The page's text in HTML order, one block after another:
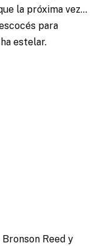
la próxima vez…
para
estelar.
Reed y